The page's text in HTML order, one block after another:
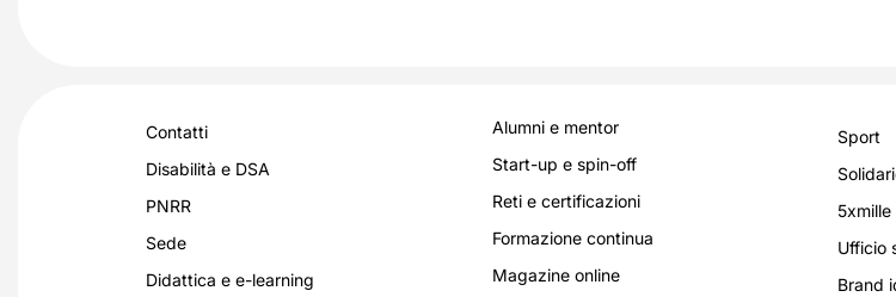
Contatti
Disabilità e DSA
PNRR
Sede
Didattica e e-learning
Alumni e mentor
Start-up e spin-off
Reti e certificazioni
Formazione continua
Magazine online
Sport
5xmille
Ufficio
Brand